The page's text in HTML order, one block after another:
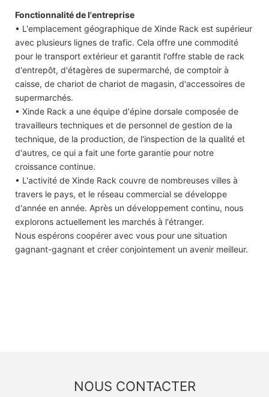
Fonctionnalité de l'entreprise
• L'emplacement géographique de Xinde Rack est supérieur
avec plusieurs lignes de trafic. Cela offre une commodité
pour le transport extérieur et garantit l'offre stable de rack
d'entrepôt, d'étagères de supermarché, de comptoir à
caisse, de chariot de chariot de magasin, d'accessoires de
supermarchés.
• Xinde Rack a une équipe d'épine dorsale composée de
travailleurs techniques et de personnel de gestion de la
technique, de la production, de l'inspection de la qualité et
d'autres, ce qui a fait une forte garantie pour notre
croissance continue.
• L'activité de Xinde Rack couvre de nombreuses villes à
travers le pays, et le réseau commercial se développe
d'année en année. Après un développement continu, nous
explorons actuellement les marchés à l'étranger.
Nous espérons coopérer avec vous pour une situation
gagnant-gagnant et créer conjointement un avenir meilleur.
NOUS CONTACTER